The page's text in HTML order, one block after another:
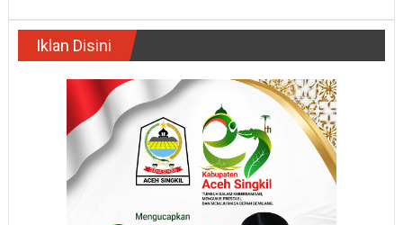
Iklan Disini